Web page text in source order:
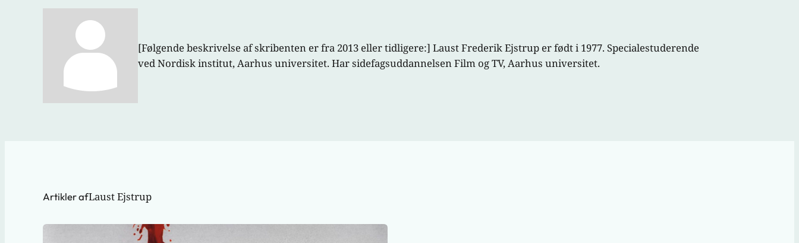
[Følgende beskrivelse af skribenten er fra 2013 eller tidligere:] Laust Frederik Ejstrup er født i 1977. Specialestuderende
ved Nordisk institut, Aarhus universitet. Har sidefagsuddannelsen Film og TV, Aarhus universitet.
Artikler afLaust Ejstrup